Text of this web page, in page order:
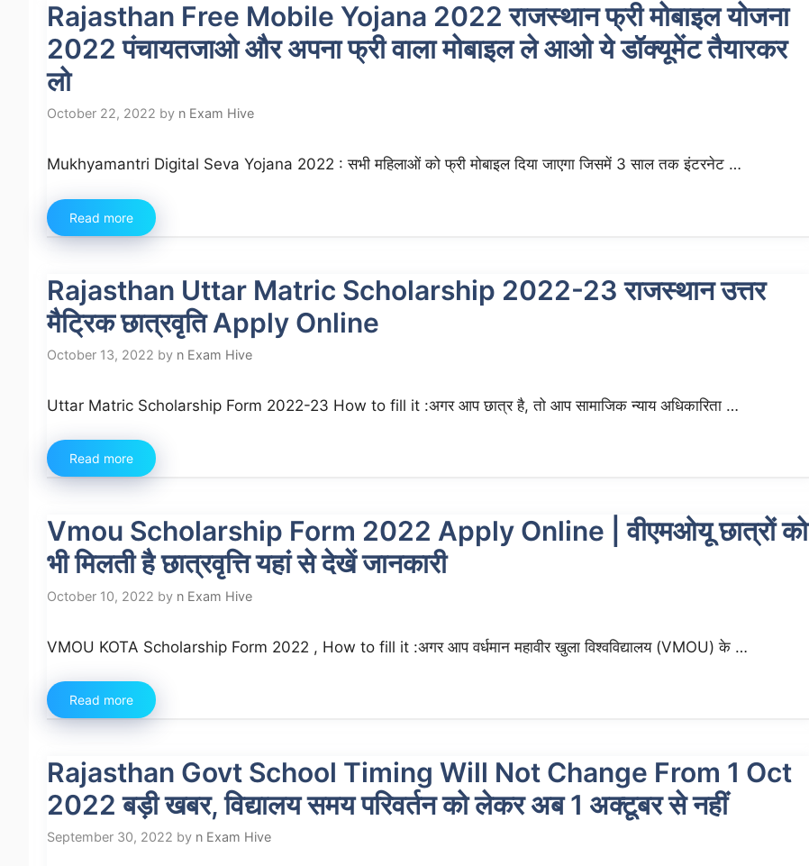
Rajasthan Free Mobile Yojana 2022 राजस्थान फ्री मोबाइल योजना
2022 पंचायतजाओ और अपना फ्री वाला मोबाइल ले आओ ये डॉक्यूमेंट तैयारकर
लो
October 22, 2022 by n Exam Hive
Mukhyamantri Digital Seva Yojana 2022 : सभी महिलाओं को फ्री मोबाइल दिया जाएगा जिसमें 3 साल तक इंटरनेट …
Read more
Rajasthan Uttar Matric Scholarship 2022-23 राजस्थान उत्तर
मैट्रिक छात्रवृति Apply Online
October 13, 2022 by n Exam Hive
Uttar Matric Scholarship Form 2022-23 How to fill it :अगर आप छात्र है, तो आप सामाजिक न्याय अधिकारिता …
Read more
Vmou Scholarship Form 2022 Apply Online | वीएमओयू छात्रों को
भी मिलती है छात्रवृत्ति यहां से देखें जानकारी
October 10, 2022 by n Exam Hive
VMOU KOTA Scholarship Form 2022 , How to fill it :अगर आप वर्धमान महावीर खुला विश्वविद्यालय (VMOU) के …
Read more
Rajasthan Govt School Timing Will Not Change From 1 Oct
2022 बड़ी खबर, विद्यालय समय परिवर्तन को लेकर अब 1 अक्टूबर से नहीं
September 30, 2022 by n Exam Hive